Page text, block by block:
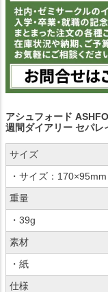
アシュフォード
週間ダイアリー セパ
サイズ
・サイズ：
重量
・39g
素材
・紙
仕様